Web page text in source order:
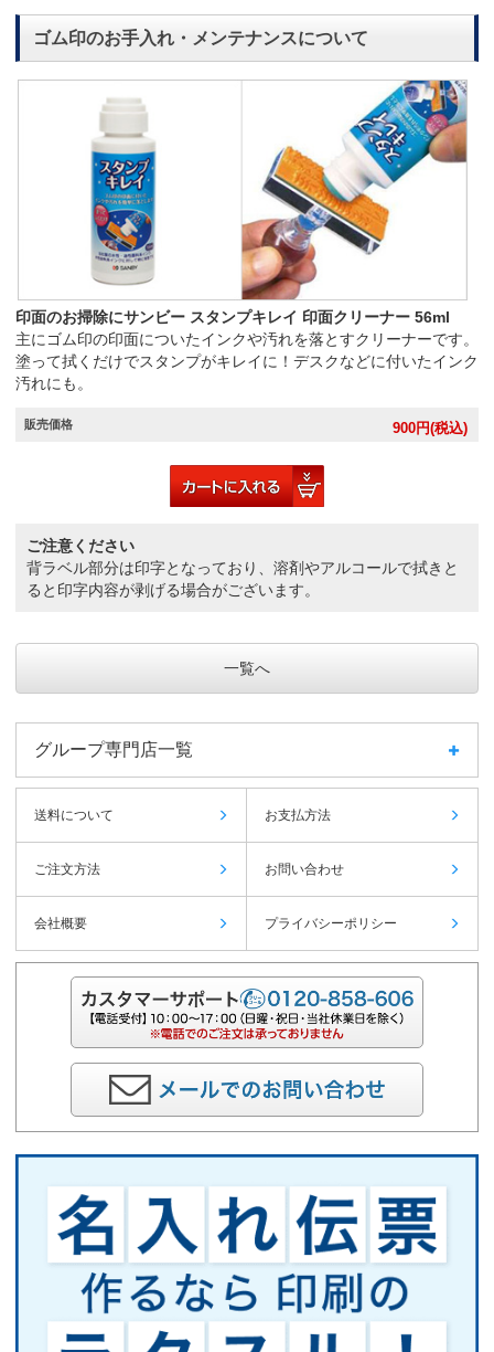
ゴム印のお手入れ・メンテナンスについて
印面のお掃除にサンビー スタンプキレイ 印面クリーナー 56ml
主にゴム印の印面についたインクや汚れを落とすクリーナーです。
塗って拭くだけでスタンプがキレイに！デスクなどに付いたインク
汚れにも。
販売価格 900円(税込)
ご注意ください
背ラベル部分は印字となっており、溶剤やアルコールで拭きと
ると印字内容が剥げる場合がございます。
一覧へ
グループ専門店一覧
送料について お支払方法
ご注文方法 お問い合わせ
会社概要 プライバシーポリシー